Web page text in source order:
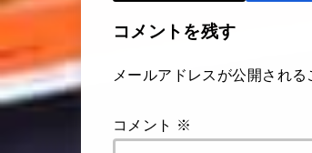
コメントを残す
メールアドレスが公開される
コメント ※